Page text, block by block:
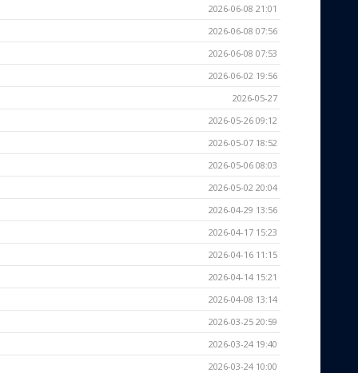
2026-06-08 21:01
2026-06-08 07:56
2026-06-08 07:53
2026-06-02 19:56
2026-05-27
2026-05-26 09:12
2026-05-07 18:52
2026-05-06 08:03
2026-05-02 20:04
2026-04-29 13:56
2026-04-17 15:23
2026-04-16 11:15
2026-04-14 15:21
2026-04-08 13:14
2026-03-25 20:59
2026-03-24 19:40
2026-03-24 10:00